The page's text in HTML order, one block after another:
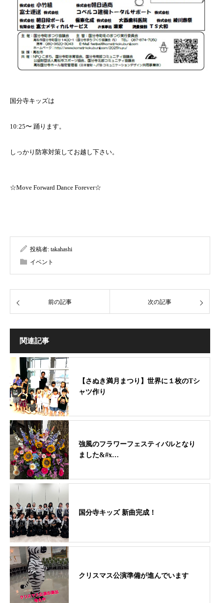
国分寺キッズは
10:25〜 踊ります。
しっかり防寒対策してお越し下さい。
☆Move Forward Dance Forever☆
投稿者: takahashi
イベント
前の記事 次の記事
関連記事
【さぬき満月まつり】世界に１枚のTシ
ャツ作り
強風のフラワーフェスティバルとなり
ました&#x…
国分寺キッズ 新曲完成！
クリスマス公演準備が進んでいます